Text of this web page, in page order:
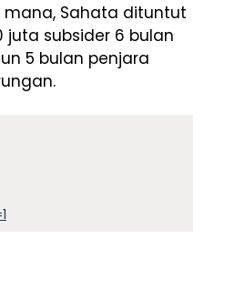
mana, Sahata dituntut
subsider 6 bulan
5 bulan penjara